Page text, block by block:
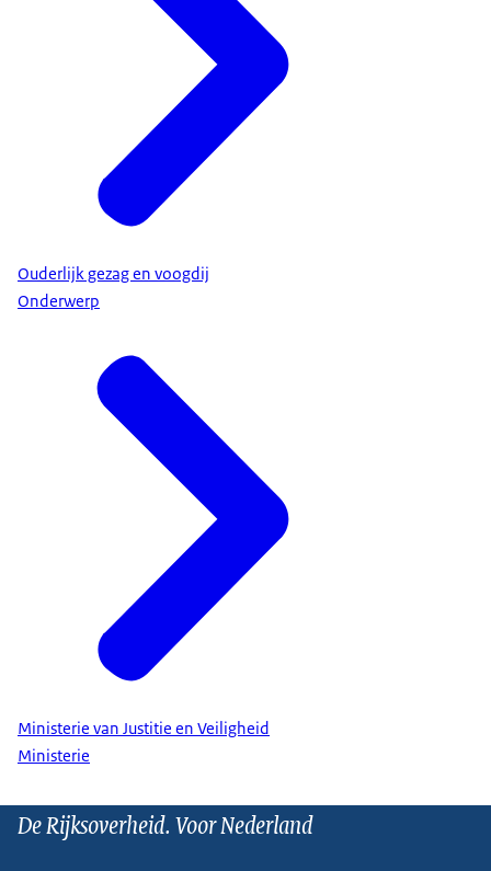
Ouderlijk gezag en voogdij
Onderwerp
Ministerie van Justitie en Veiligheid
Ministerie
De Rijksoverheid. Voor Nederland